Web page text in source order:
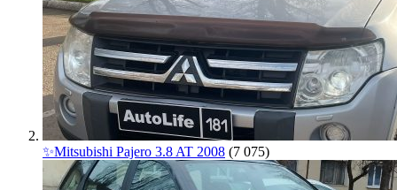
✨Mitsubishi Pajero 3.8 AT 2008 (7 075)